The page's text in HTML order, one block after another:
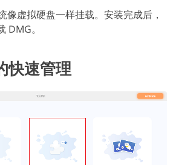
像虚拟硬盘一样挂载。安装完成后，
DMG。
快速管理